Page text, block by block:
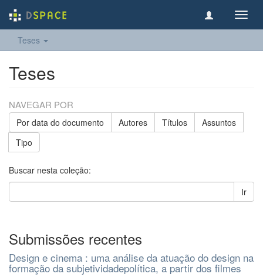
Teses
Teses
NAVEGAR POR
Por data do documento Autores Títulos
Assuntos
Tipo
Buscar nesta coleção:
Ir
Submissões recentes
Design e cinema : uma análise da atuação do design na
formação da subjetividadepolítica, a partir dos filmes